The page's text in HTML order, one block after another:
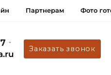
Партнерам Фото
Заказать звонок